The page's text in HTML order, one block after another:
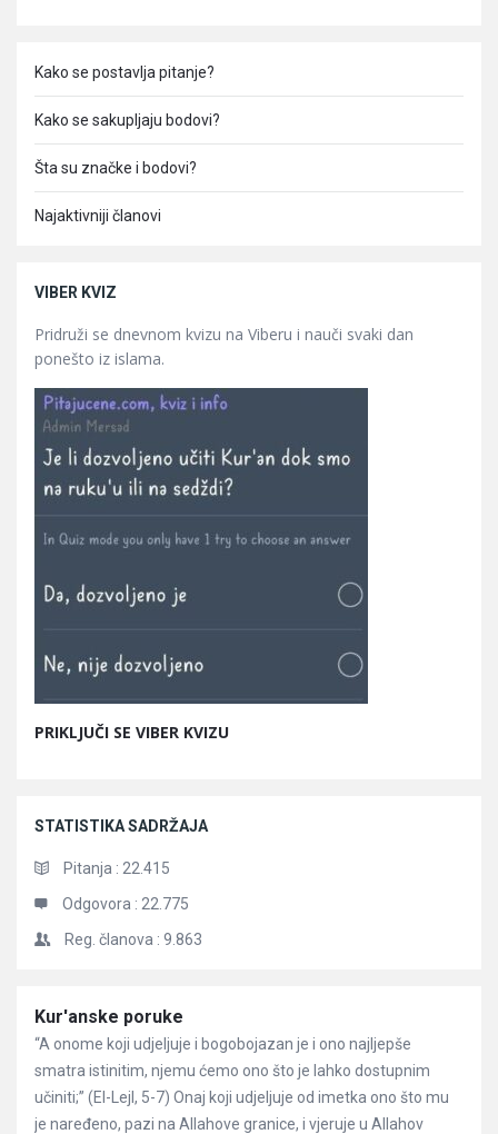
Kako se postavlja pitanje?
Kako se sakupljaju bodovi?
Šta su značke i bodovi?
Najaktivniji članovi
VIBER KVIZ
Pridruži se dnevnom kvizu na Viberu i nauči svaki dan
ponešto iz islama.
PRIKLJUČI SE VIBER KVIZU
STATISTIKA SADRŽAJA
Pitanja : 22.415
Odgovora : 22.775
Reg. članova : 9.863
Članci
Kur'anske poruke
“A onome koji udjeljuje i bogobojazan je i ono najljepše
smatra istinitim, njemu ćemo ono što je lahko dostupnim
učiniti;” (El-Lejl, 5-7) Onaj koji udjeljuje od imetka ono što mu
je naređeno, pazi na Allahove granice, i vjeruje u Allahov